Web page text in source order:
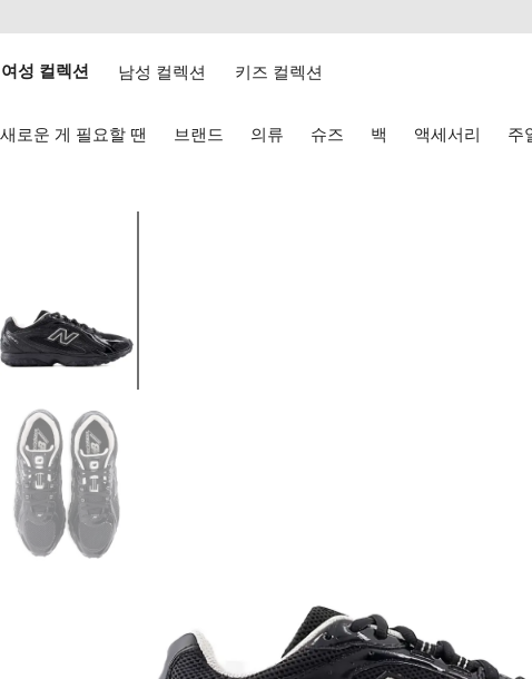
건
기
웹
근
여성 컬렉션 남성 컬렉션 키즈 컬렉션
새로운 게 필요할 땐 브랜드 의류 슈즈 백 액세서리 주
2